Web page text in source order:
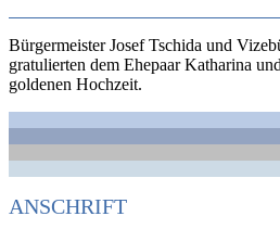
Bürgermeister Josef Tschida und
gratulierten dem Ehepaar Katharina
goldenen Hochzeit.
ANSCHRIFT